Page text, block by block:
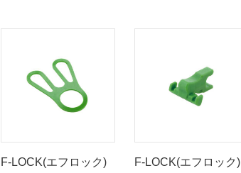
F-LOCK(エフロック)
F-LOCK(エフロック)